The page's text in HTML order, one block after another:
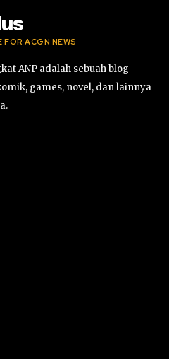
ACGN NEWS
ANP adalah sebuah blog
games, novel, dan lainnya